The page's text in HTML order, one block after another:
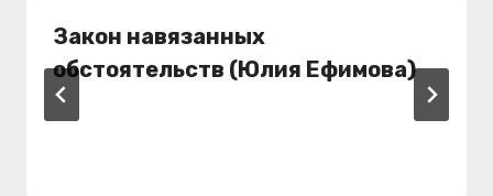
Закон навязанных
обстоятельств (Юлия Ефимова)